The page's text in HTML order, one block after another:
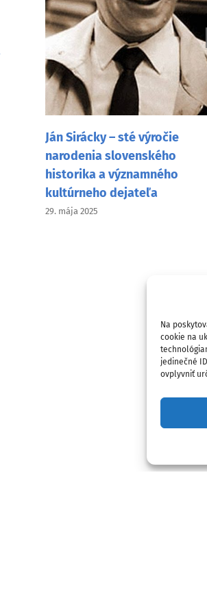
Na
cookie na
jedinečné
ovplyvniť
Ján Sirácky – sté výročie
narodenia slovenského
historika a významného
kultúrneho dejateľa
29. mája 2025